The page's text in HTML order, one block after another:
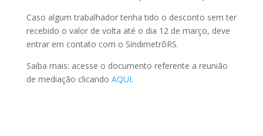
Caso algum trabalhador tenha tido o desconto sem ter
recebido o valor de volta até o dia 12 de março, deve
entrar em contato com o SindimetrôRS.
Saiba mais: acesse o documento referente a reunião
de mediação clicando AQUI.